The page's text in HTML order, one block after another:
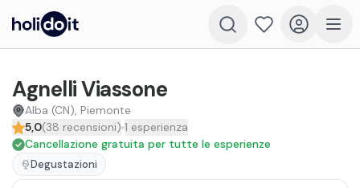
Agnelli Viassone
Alba (CN), Piemonte
5,0(38 recensioni) 1 esperienza
Cancellazione gratuita per tutte le esperienze
Degustazioni